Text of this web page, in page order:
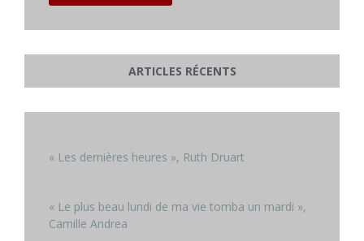
ARTICLES RÉCENTS
« Les dernières heures », Ruth Druart
« Le plus beau lundi de ma vie tomba un mardi »,
Camille Andrea